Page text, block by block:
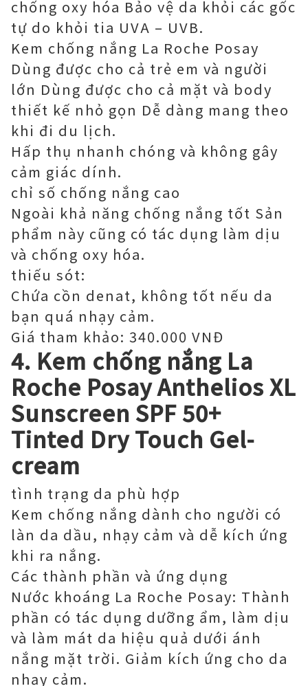
chống oxy hóa Bảo vệ da khỏi các gốc
tự do khỏi tia UVA – UVB.
Kem chống nắng La Roche Posay
Dùng được cho cả trẻ em và người
lớn Dùng được cho cả mặt và body
thiết kế nhỏ gọn Dễ dàng mang theo
khi đi du lịch.
Hấp thụ nhanh chóng và không gây
cảm giác dính.
chỉ số chống nắng cao
Ngoài khả năng chống nắng tốt Sản
phẩm này cũng có tác dụng làm dịu
và chống oxy hóa.
thiếu sót:
Chứa cồn denat, không tốt nếu da
bạn quá nhạy cảm.
Giá tham khảo: 340.000 VNĐ
4. Kem chống nắng La
Roche Posay Anthelios XL
Sunscreen SPF 50+
Tinted Dry Touch Gel-
cream
tình trạng da phù hợp
Kem chống nắng dành cho người có
làn da dầu, nhạy cảm và dễ kích ứng
khi ra nắng.
Các thành phần và ứng dụng
Nước khoáng La Roche Posay: Thành
phần có tác dụng dưỡng ẩm, làm dịu
và làm mát da hiệu quả dưới ánh
nắng mặt trời. Giảm kích ứng cho da
nhạy cảm.